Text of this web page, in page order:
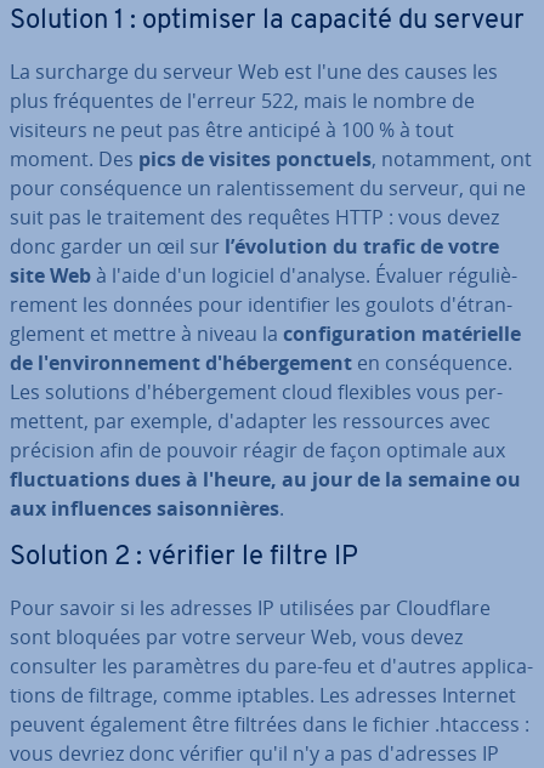
Solution 1 : optimiser la capacité du serveur
La surcharge du serveur Web est l'une des causes les
plus fré­quentes de l'erreur 522, mais le nombre de
visiteurs ne peut pas être anticipé à 100 % à tout
moment. Des pics de visites ponctuels, notamment, ont
pour con­sé­quence un ra­len­tis­se­ment du serveur, qui ne
suit pas le trai­te­ment des requêtes HTTP : vous devez
donc garder un œil sur l’évolution du trafic de votre
site Webà l'aide d'un logiciel d'analyse. Évaluer ré­gu­liè­
re­ment les données pour iden­ti­fier les goulots d'étran­
gle­ment et mettre à niveau la con­fi­gu­ra­tion ma­té­rielle
de l'en­vi­ron­ne­ment d'hé­ber­ge­ment en con­sé­quence.
Les solutions d'hé­ber­ge­ment cloud flexibles vous per­
met­tent, par exemple, d'adapter les res­sources avec
précision afin de pouvoir réagir de façon optimale aux
fluc­tua­tions dues à l'heure, au jour de la semaine ou
aux in­fluences sai­son­nières.
Solution 2 : vérifier le filtre IP
Pour savoir si les adresses IP utilisées par Cloud­flare
sont bloquées par votre serveur Web, vous devez
consulter les pa­ra­mètres du pare-feu et d'autres ap­pli­ca­
tions de filtrage, comme iptables. Les adresses Internet
peuvent également être filtrées dans le fichier .htaccess :
vous devriez donc vérifier qu'il n'y a pas d'adresses IP